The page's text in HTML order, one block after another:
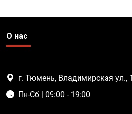
О нас
г. Тюмень, Владимирская ул., 1
Пн-Сб | 09:00 - 19:00